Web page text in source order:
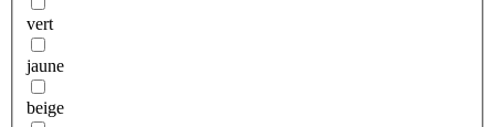
vert
jaune
beige